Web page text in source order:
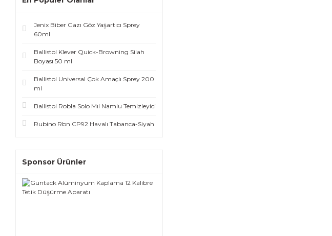
Jenix Biber Gazı Göz Yaşartıcı Sprey
60ml
Ballistol Klever Quick-Browning Silah
Boyası 50 ml
Ballistol Universal Çok Amaçlı Sprey 200
ml
Ballistol Robla Solo Mıl Namlu Temizleyici
Rubino Rbn CP92 Havalı Tabanca-Siyah
Sponsor Ürünler